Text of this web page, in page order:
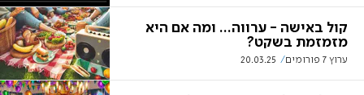
קול באישה - ערווה... ומה אם היא
מזמזמת בשקט?
ערוץ 7 פורומים 20.03.25